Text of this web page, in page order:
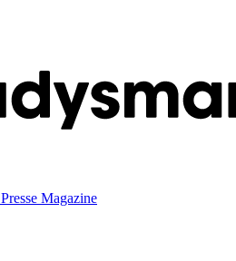
Presse Magazine